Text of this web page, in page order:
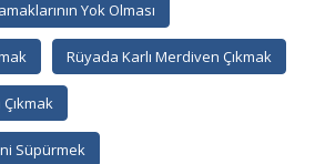
Yok Olması
Rüyada Karlı Merdiven Çıkmak
Süpürmek